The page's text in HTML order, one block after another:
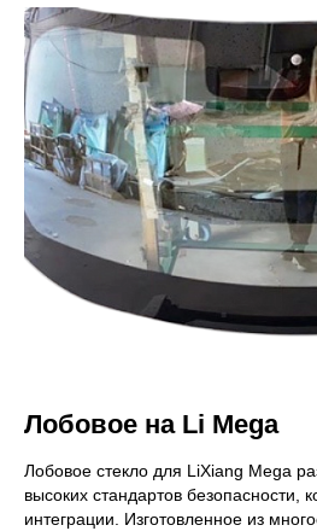
Лобовое на Li Mega
Лобовое стекло для LiXiang Mega
высоких стандартов
интеграции. Изготовленное из